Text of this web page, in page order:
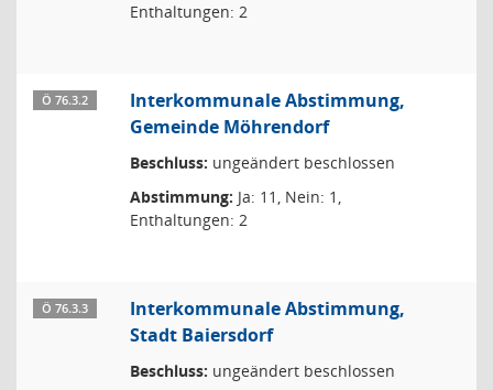
Enthaltungen: 2
Ö 76.3.2
Interkommunale Abstimmung,
Gemeinde Möhrendorf
Beschluss: ungeändert beschlossen
Abstimmung: Ja: 11, Nein: 1,
Enthaltungen: 2
Ö 76.3.3
Interkommunale Abstimmung,
Stadt Baiersdorf
Beschluss: ungeändert beschlossen